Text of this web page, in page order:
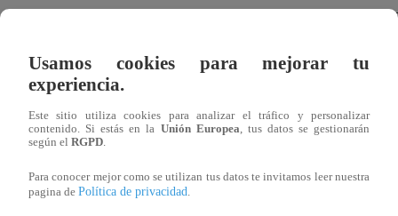
Por ello, le explicó a la periodista de Latina Noticias
grados, es demasiado caliente. Necesitamos freír a
En el nuevo episodio de “El Gran Chef Famosos” de
‘Loco’ Wagner, Beatriz Martínez ‘La Herbolaria del
Repechaje.
Usamos cookies para mejorar tu
experiencia.
Este sitio utiliza cookies para analizar el tráfico y personalizar
contenido. Si estás en la Unión Europea, tus datos se gestionarán
según el RGPD.
Para conocer mejor como se utilizan tus datos te invitamos leer nuestra
pagina de Política de privacidad.